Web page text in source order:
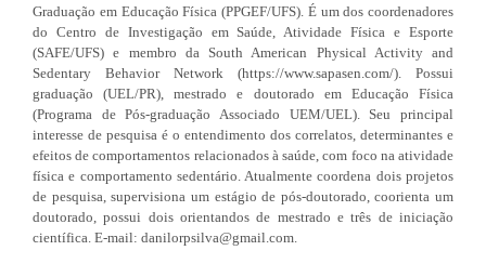
Graduação em Educação Física (PPGEF/UFS). É um dos coordenadores
do Centro de Investigação em Saúde, Atividade Física e Esporte
(SAFE/UFS) e membro da South American Physical Activity and
Sedentary Behavior Network (https://www.sapasen.com/). Possui
graduação (UEL/PR), mestrado e doutorado em Educação Física
(Programa de Pós-graduação Associado UEM/UEL). Seu principal
interesse de pesquisa é o entendimento dos correlatos, determinantes e
efeitos de comportamentos relacionados à saúde, com foco na atividade
física e comportamento sedentário. Atualmente coordena dois projetos
de pesquisa, supervisiona um estágio de pós-doutorado, coorienta um
doutorado, possui dois orientandos de mestrado e três de iniciação
científica. E-mail: danilorpsilva@gmail.com.